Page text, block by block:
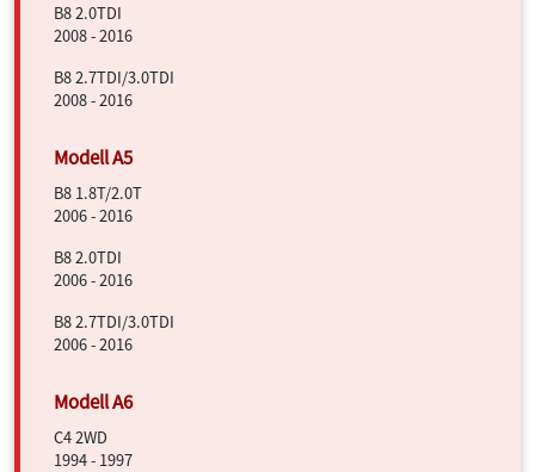
B8 2.0TDI
2008 - 2016
B8 2.7TDI/3.0TDI
2008 - 2016
B8 1.8T/2.0T
2006 - 2016
B8 2.0TDI
2006 - 2016
B8 2.7TDI/3.0TDI
2006 - 2016
C4 2WD
1994 - 1997